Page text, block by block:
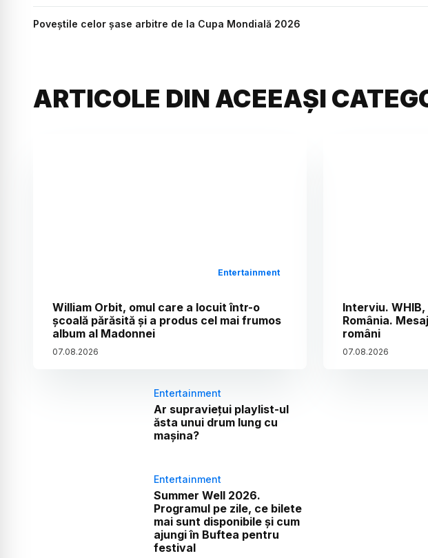
Poveștile celor șase arbitre de la Cupa Mondială 2026
ARTICOLE DIN ACEEAȘI
Entertainment
William Orbit, omul care a locuit într-o
școală părăsită și a produs cel mai frumos
album al Madonnei
07.08.2026
Interviu.
România.
români
07.08.2026
Entertainment
Ar supraviețui playlist-ul
ăsta unui drum lung cu
mașina?
Entertainment
Summer Well 2026.
Programul pe zile, ce bilete
mai sunt disponibile și cum
ajungi în Buftea pentru
festival